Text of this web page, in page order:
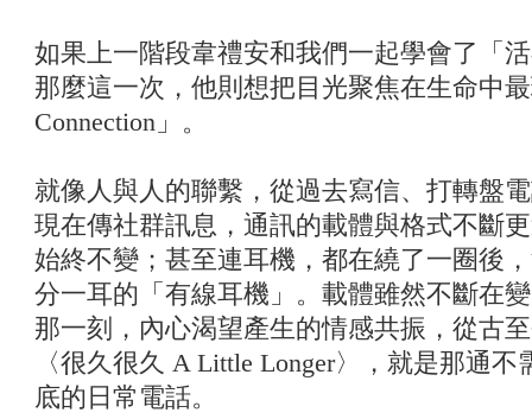
如果上一階段韋禮安和我們一起學會了「
那麼這一次，他則想把目光聚焦在生命中
Connection」。
就像人與人的聯繫，從過去寫信、打轉盤
現在傳社群訊息，通訊的載體與格式不斷
始終不變；甚至連耳機，都在繞了一圈後
分一耳的「有線耳機」。載體雖然不斷在
那一刻，內心渴望產生的情感共振，從古
〈很久很久 A Little Longer〉，就是那通
底的日常電話。